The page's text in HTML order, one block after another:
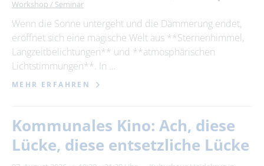
Workshop / Seminar
Wenn die Sonne untergeht und die Dämmerung endet,
eröffnet sich eine magische Welt aus **Sternenhimmel,
Langzeitbelichtungen** und **atmosphärischen
Lichtstimmungen**. In …
MEHR ERFAHREN
Kommunales Kino: Ach, diese
Lücke, diese entsetzliche Lücke